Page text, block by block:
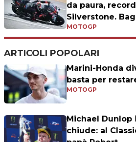
da paura,
Silverstone.
MOTOGP
ARTICOLI POPOLARI
Marini-Honda
basta per
MOTOGP
Michael Dunlop
chiude: al